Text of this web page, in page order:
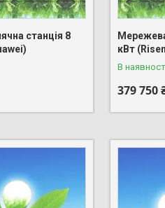
станція 8
кВт
В
379 750